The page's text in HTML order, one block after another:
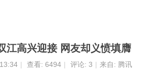
江高兴迎接 网友却义愤填膺
| 查看: 6494 | 评论: 3 | 来自: 腾讯